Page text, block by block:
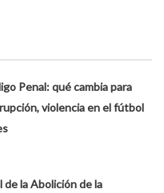
Penal: qué cambia para
violencia en el fútbol
la Abolición de la